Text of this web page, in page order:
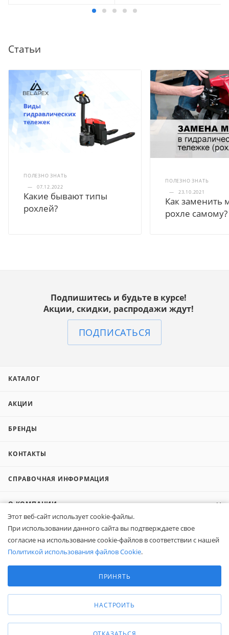
Статьи
ПОЛЕЗНО ЗНАТЬ
—
07.12.2022
Какие бывают типы
рохлей?
ПОЛЕЗНО ЗНАТЬ
—
23.10.2021
Как заменить
рохле самому?
Подпишитесь и будьте в курсе!
Акции, скидки, распродажи ждут!
ПОДПИСАТЬСЯ
КАТАЛОГ
АКЦИИ
БРЕНДЫ
КОНТАКТЫ
СПРАВОЧНАЯ ИНФОРМАЦИЯ
О КОМПАНИИ
КОМПАНИЯМ
ПОКУПАТЕЛЯМ
zakaz@belapex.ru
г. Москва, ул. Промышленная, д. 11
Этот веб-сайт использует cookie-файлы.
При использовании данного сайта вы подтверждаете свое
согласие на использование cookie-файлов в соответствии с нашей
Политикой использования файлов Cookie.
Аналитические/Функциональные
ПРИНЯТЬ
НАСТРОИТЬ